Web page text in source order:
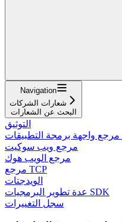
Navigation
شعارات الشركات
البحث عن الشعارات
التوثيق
مرجع ويب سوكيت
مرجع الويب هوك
مرجع TCP
الويدجتات
عدة تطوير البرمجيات SDK
سجل التغييرات